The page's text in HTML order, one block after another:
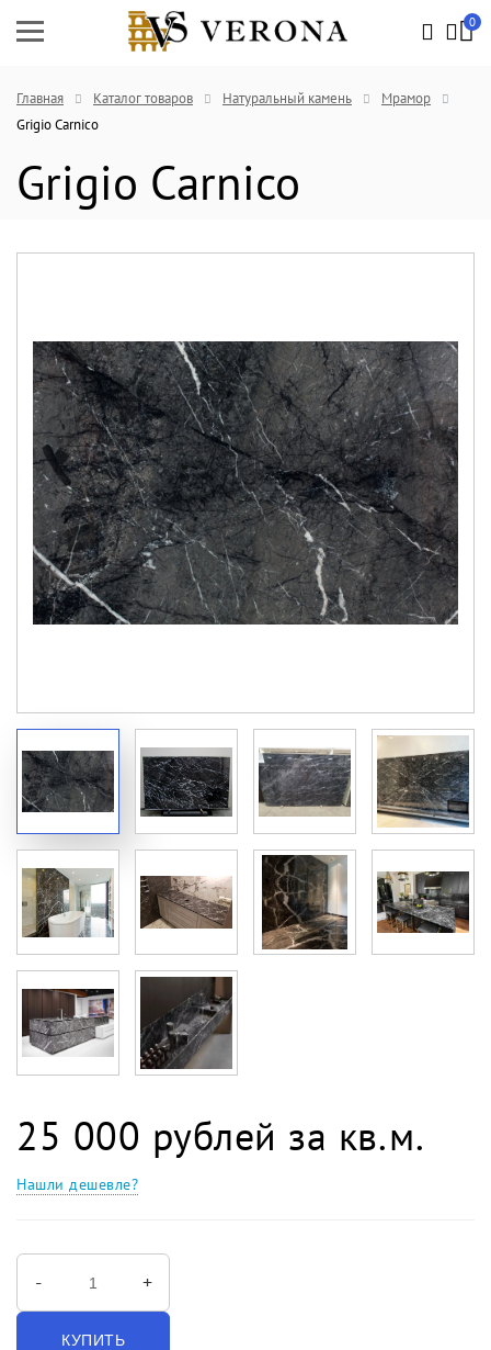
0
Главная Каталог товаров Натуральный камень
Мрамор
Grigio Carnico
Grigio Carnico
25 000 рублей за кв.м.
Нашли дешевле?
- +
КУПИТЬ